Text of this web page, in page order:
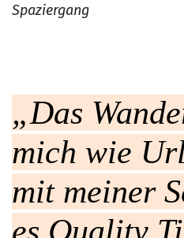
Spaziergang
„Das
mich wie
mit meiner